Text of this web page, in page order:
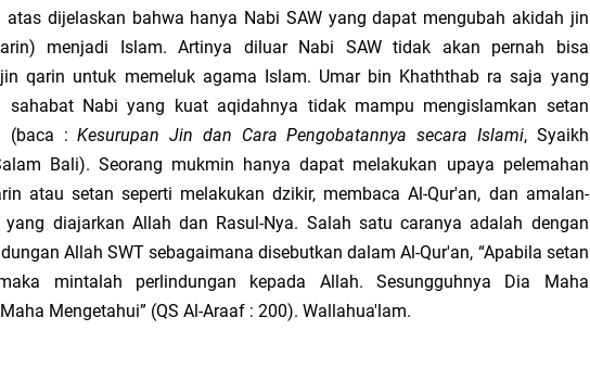
dijelaskan bahwa hanya Nabi SAW yang dapat mengubah akidah jin
menjadi Islam. Artinya diluar Nabi SAW tidak akan pernah bisa
qarin untuk memeluk agama Islam. Umar bin Khaththab ra saja yang
sahabat Nabi yang kuat aqidahnya tidak mampu mengislamkan setan
(baca :Kesurupan Jin dan Cara Pengobatannya secara Islami, Syaikh
Bali). Seorang mukmin hanya dapat melakukan upaya pelemahan
atau setan seperti melakukan dzikir, membaca Al-Qur'an, dan amalan-
diajarkan Allah dan Rasul-Nya. Salah satu caranya adalah dengan
Allah SWT sebagaimana disebutkan dalam Al-Qur'an, “Apabila setan
mintalah perlindungan kepada Allah. Sesungguhnya Dia Maha
Mengetahui” (QS Al-Araaf : 200). Wallahua'lam.